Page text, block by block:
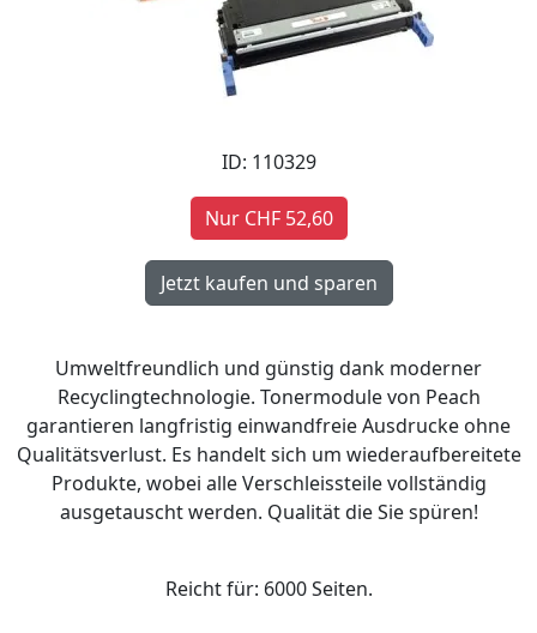
ID: 110329
Nur CHF 52,60
Umweltfreundlich und günstig dank moderner
Recyclingtechnologie. Tonermodule von Peach
garantieren langfristig einwandfreie Ausdrucke ohne
Qualitätsverlust. Es handelt sich um wiederaufbereitete
Produkte, wobei alle Verschleissteile vollständig
ausgetauscht werden. Qualität die Sie spüren!
Reicht für: 6000 Seiten.